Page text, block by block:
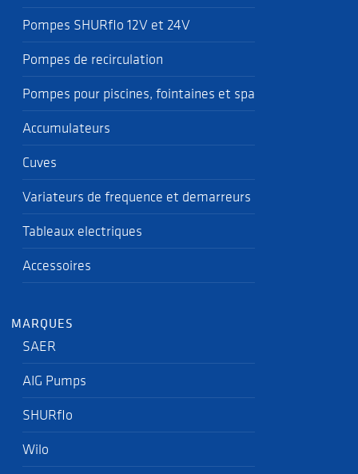
Pompes SHURflo 12V et 24V
Pompes de recirculation
Pompes pour piscines, fointaines et spa
Accumulateurs
Cuves
Variateurs de frequence et demarreurs
Tableaux electriques
Accessoires
MARQUES
SAER
AIG Pumps
SHURflo
Wilo